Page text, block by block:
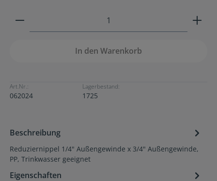
Produkt Anzahl: Gib den gewünschten Wert ein
In den Warenkorb
Art.Nr.:
062024
Lagerbestand:
1725
Beschreibung
Reduziernippel 1/4" Außengewinde x 3/4" Außengewinde,
PP, Trinkwasser geeignet
Eigenschaften